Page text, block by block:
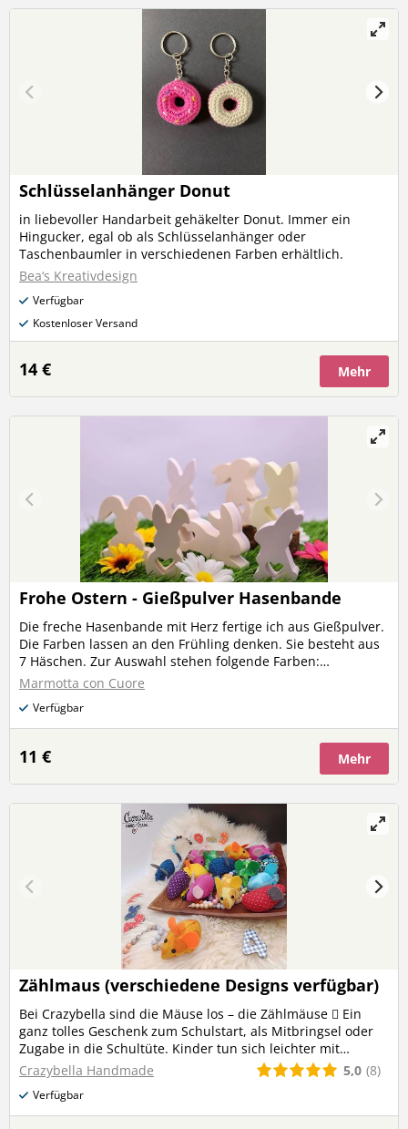
Schlüsselanhänger Donut
in liebevoller Handarbeit gehäkelter Donut. Immer ein
Hingucker, egal ob als Schlüsselanhänger oder
Taschenbaumler in verschiedenen Farben erhältlich.
Bea‘s Kreativdesign
Verfügbar
Kostenloser Versand
14 € Mehr
Frohe Ostern - Gießpulver Hasenbande
Die freche Hasenbande mit Herz fertige ich aus Gießpulver.
Die Farben lassen an den Frühling denken. Sie besteht aus
7 Häschen. Zur Auswahl stehen folgende Farben:
Sonnengelb, Terrakotta, Rot, Grün, Lindgrün, Rostrot und
Blau. Du kannst mir schreiben ob du lieber satte Farben
oder Pastell möchtest. Bitte beachte, daß pro Hasenbande
nur eine Farbe möglich ist.
Marmotta con Cuore
Verfügbar
11 € Mehr
Zählmaus (verschiedene Designs verfügbar)
Bei Crazybella sind die Mäuse los – die Zählmäuse  Ein
ganz tolles Geschenk zum Schulstart, als Mitbringsel oder
Zugabe in die Schultüte. Kinder tun sich leichter mit
anfänglichem Rechnen und Zählen. Dabei können Sie die 20
Perlen am Mäuseschwanz zur Hilfe nehmen. Der kleine
Begleiter bringt Glück und erleichtert den Schulstart! Die
Mäuse werden liebevoll von mir aus Baumwolle genäht, mit
Crazybella Handmade 5,0 (8)
Verfügbar